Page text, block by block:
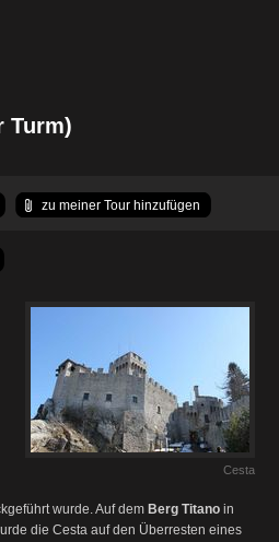
Turm)
zu meiner Tour hinzufügen
Cesta
wurde. Auf dem Berg Titano in
die Cesta auf den Überresten eines